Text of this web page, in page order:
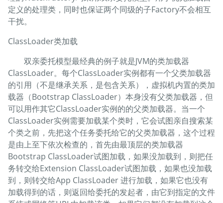
定义的处理类，同时也保证两个同级的子Factory不会相互
干扰。
ClassLoader类加载
双亲委托模型最经典的例子就是JVM的类加载器
ClassLoader。每个ClassLoader实例都有一个父类加载器
的引用（不是继承关系，是包含关系），虚拟机内置的类加
载器（Bootstrap ClassLoader）本身没有父类加载器，但
可以用作其它ClassLoader实例的的父类加载器。当一个
ClassLoader实例需要加载某个类时，它会试图亲自搜索某
个类之前，先把这个任务委托给它的父类加载器，这个过程
是由上至下依次检查的，首先由最顶层的类加载器
Bootstrap ClassLoader试图加载，如果没加载到，则把任
务转交给Extension ClassLoader试图加载，如果也没加载
到，则转交给App ClassLoader 进行加载，如果它也没有
加载得到的话，则返回给委托的发起者，由它到指定的文件